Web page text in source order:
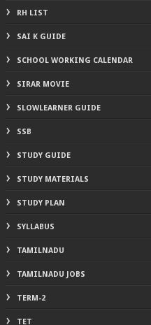
RH LIST
SAI K GUIDE
SCHOOL WORKING CALENDAR
SIRAR MOVIE
SLOWLEARNER GUIDE
SSB
STUDY GUIDE
STUDY MATERIALS
STUDY PLAN
SYLLABUS
TAMILNADU
TAMILNADU JOBS
TERM-2
TET